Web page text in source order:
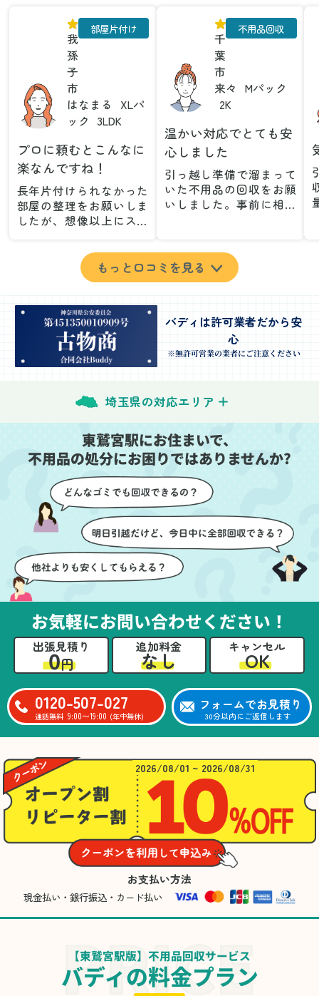
我
孫
子
市
はなまる
XLパ
ック
3LDK
部屋片付け
プロに頼むとこんなに
楽なんですね！
長年片付けられなかった
部屋の整理をお願いしま
したが、想像以上にスム
が集めた物や古い家具が
多く、自分たちだけでは
どうにもならない状態で
んが手際よく片付けてく
れたので、部屋が驚くほ
どスッキリしました。自
分では手が回らなかった
場所も含め、プロの力を
特に、物が散乱していた
イテムの仕分けを迅速か
つ丁寧に対応していただ
けたのがありがたかった
です。家族それぞれが必
要なものを確認しながら
進めることができ、安心
感を持って作業をお任せ
できました。さらに、作
業終了後には部屋全体を
清掃していただき、まる
で新しい家のような清潔
感に感動しました。
千
葉
市
来々
Mパック
2K
不用品回収
温かい対応でとても安
心しました
引っ越し準備で溜まって
いた不用品の回収をお願
いしました。事前に相談
とができました。特に、
古い家具や壊れた家電な
ど、処分が難しいものが
きました。
当日は2名のスタッフが来
てくださり、作業の流れ
ちらも安心感を持って作
壁や床を傷つけないよう
に細心の注意を払ってい
ただき、家全体がスムー
ズに片付いていくのがと
ても嬉しかったです。作
業が終わった後には、こ
ちらからお願いしなくて
も部屋を簡単に清掃して
いただけたのも好印象で
した。
いても教えていただき、
今後の片付けにも役立つ
知識が増えました。また
何かあれば、ぜひお願い
心のこもったサービスを
ありがとうございまし
た。
もっと口コミを見る
バディは許可業者だから安
心
※無許可営業の業者にご注意ください
埼玉県の対応エリア
東鷲宮駅にお住まいで、
不用品の処分にお困りではありませんか?
お気軽にお問い合わせください！
出張見積り
0円
追加料金
なし
キャンセル
OK
0120-507-027
通話無料 9:00〜19:00 (年中無休)
フォームでお見積り
30分以内にご返信します
2026/08/01 ~ 2026/08/31
お支払い方法
現金払い・銀行振込・カード払い
【東鷲宮駅版】不用品回収サービス
バディの料金プラン